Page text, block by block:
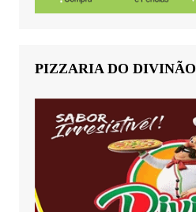
PIZZARIA DO DIVINÃO